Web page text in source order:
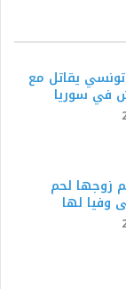
يقاتل مع
في سوريا
زوجها لحم
وفيا لها